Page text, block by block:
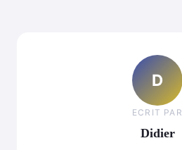
D
ECRIT PAR
Didier